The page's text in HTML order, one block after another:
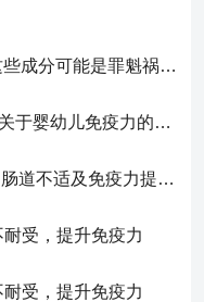
宝宝胃肠道不适？奶粉中的这些成分可能是罪魁祸首！
宝宝总生病就是免疫力低下？关于婴幼儿免疫力的真相，家长必须了解！
宝宝喂养难题：奶粉喂养与胃肠道不适及免疫力提升的奥秘
受，提升免疫力
受，提升免疫力